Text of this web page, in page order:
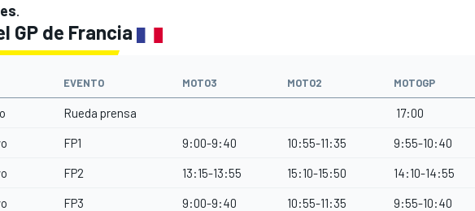
.
GP de Francia
Rueda prensa 17:00
FP1 9:00-9:40 10:55-11:35 9:55-10:40
FP2 13:15-13:55 15:10-15:50 14:10-14:55
FP3 9:00-9:40 10:55-11:35 9:55-10:40
EVENTO MOTO3 MOTO2 MOTOGP